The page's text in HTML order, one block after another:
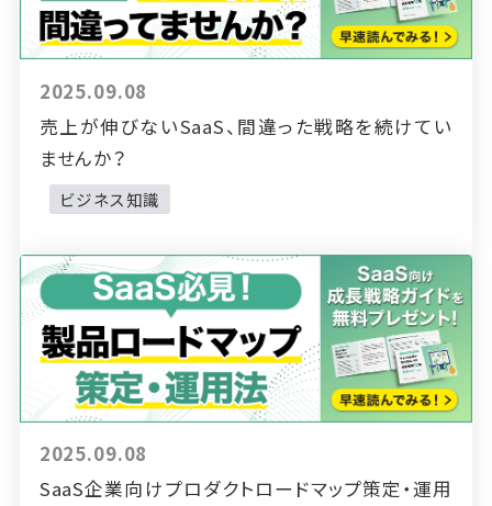
2025.09.08
売上が伸びないSaaS、間違った戦略を続けてい
ませんか？
ビジネス知識
2025.09.08
SaaS企業向けプロダクトロードマップ策定・運用